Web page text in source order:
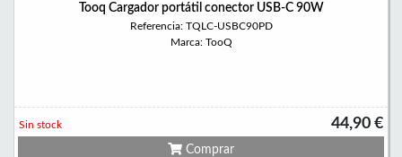
Tooq Cargador portátil conector USB-C 90W
Referencia: TQLC-USBC90PD
Marca: TooQ
44,90 €
Sin stock
Comprar